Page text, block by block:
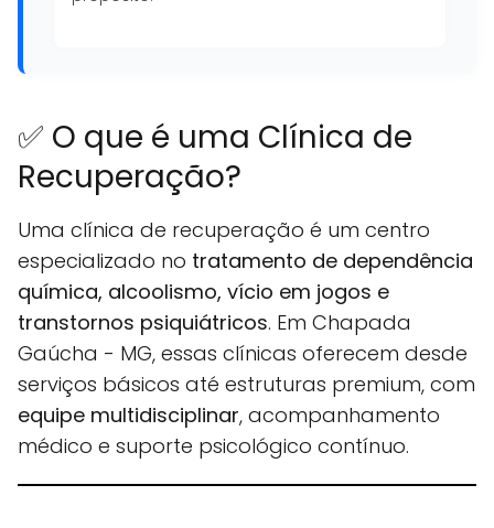
✅ O que é uma Clínica de
Recuperação?
Uma clínica de recuperação é um centro
especializado no tratamento de dependência
química, alcoolismo, vício em jogos e
transtornos psiquiátricos. Em Chapada
Gaúcha - MG, essas clínicas oferecem desde
serviços básicos até estruturas premium, com
equipe multidisciplinar, acompanhamento
médico e suporte psicológico contínuo.